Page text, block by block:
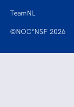
©NOC*NSF 2026
TeamNL